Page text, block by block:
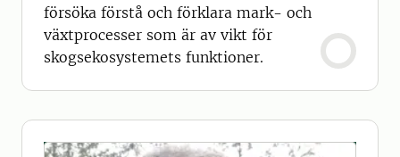
försöka förstå och förklara mark- och
växtprocesser som är av vikt för
skogsekosystemets funktioner.